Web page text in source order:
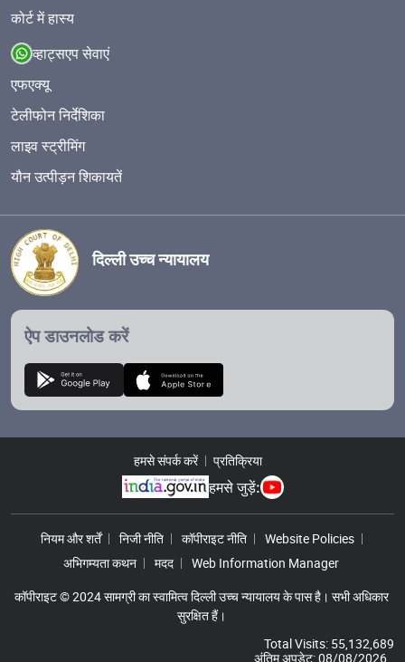
कोर्ट में हास्य
व्हाट्सएप सेवाएं
एफएक्यू
टेलीफोन निर्देशिका
लाइव स्ट्रीमिंग
यौन उत्पीड़न शिकायतें
दिल्ली उच्च न्यायालय
ऐप डाउनलोड करें
हमसे संपर्क करें प्रतिक्रिया
हमसे जुड़ें:
Footer Menu
नियम और शर्तें निजी नीति कॉपीराइट नीति
Website Policies
अभिगम्यता कथन
मदद
Web Information Manager
कॉपीराइट © 2024 सामग्री का स्वामित्व दिल्ली उच्च न्यायालय के पास है। सभी अधिकार
सुरक्षित हैं।
Total Visits: 55,132,689
अंतिम अपडेट: 08/08/2026